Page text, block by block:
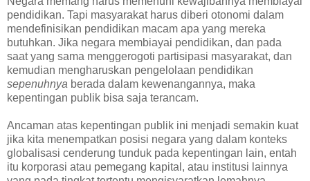
pendidikan. Tapi masyarakat harus diberi otonomi dalam
mendefinisikan pendidikan macam apa yang mereka
butuhkan. Jika negara membiayai pendidikan, dan pada
saat yang sama menggerogoti partisipasi masyarakat, dan
kemudian mengharuskan pengelolaan pendidikan
sepenuhnya berada dalam kewenangannya, maka
kepentingan publik bisa saja terancam.
Ancaman atas kepentingan publik ini menjadi semakin kuat
jika kita menempatkan posisi negara yang dalam konteks
globalisasi cenderung tunduk pada kepentingan lain, entah
itu korporasi atau pemegang kapital, atau institusi lainnya